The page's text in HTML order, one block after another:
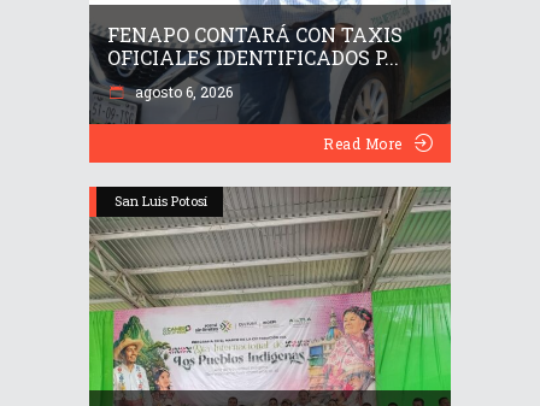
FENAPO CONTARÁ CON TAXIS
OFICIALES IDENTIFICADOS P...
agosto 6, 2026
Read More
San Luis Potosí